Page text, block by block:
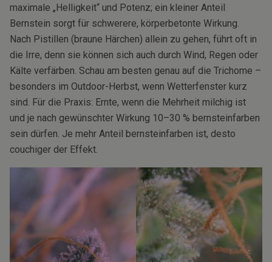
maximale „Helligkeit“ und Potenz; ein kleiner Anteil
Bernstein sorgt für schwerere, körperbetonte Wirkung.
Nach Pistillen (braune Härchen) allein zu gehen, führt oft in
die Irre, denn sie können sich auch durch Wind, Regen oder
Kälte verfärben. Schau am besten genau auf die Trichome –
besonders im Outdoor-Herbst, wenn Wetterfenster kurz
sind. Für die Praxis: Ernte, wenn die Mehrheit milchig ist
und je nach gewünschter Wirkung 10–30 % bernsteinfarben
sein dürfen. Je mehr Anteil bernsteinfarben ist, desto
couchiger der Effekt.